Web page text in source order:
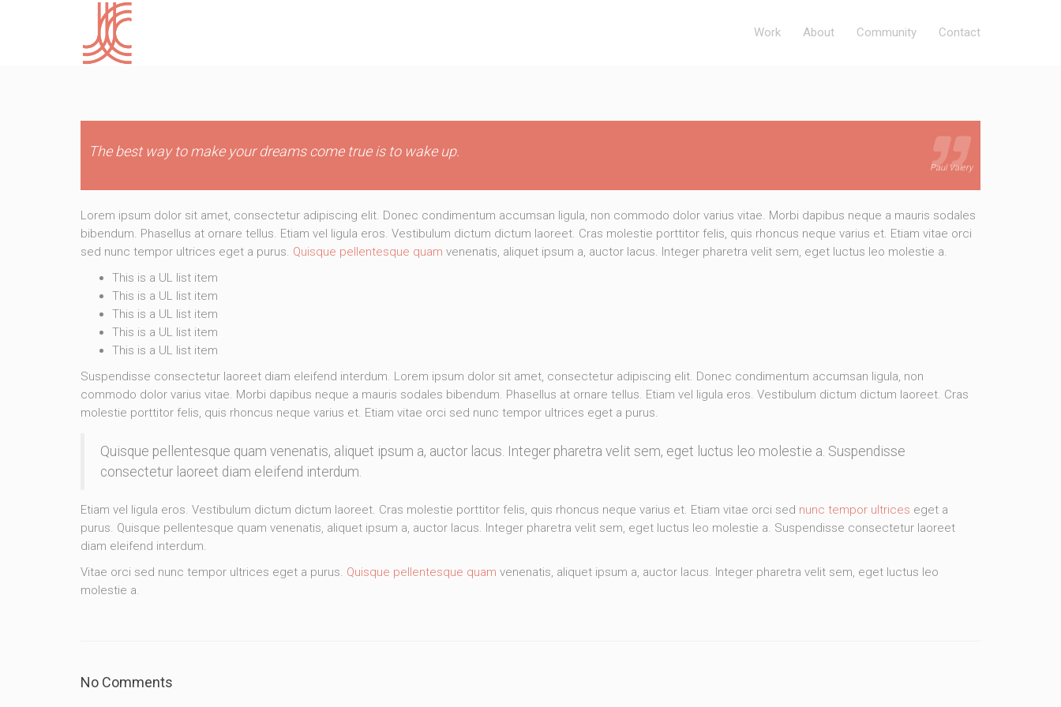
Work About Community Contact
The best way to make your dreams come true is to wake up.
Paul Valery
Lorem ipsum dolor sit amet, consectetur adipiscing elit. Donec condimentum accumsan ligula, non commodo dolor varius vitae. Morbi dapibus neque a mauris sodales
bibendum. Phasellus at ornare tellus. Etiam vel ligula eros. Vestibulum dictum dictum laoreet. Cras molestie porttitor felis, quis rhoncus neque varius et. Etiam vitae orci
sed nunc tempor ultrices eget a purus. Quisque pellentesque quam venenatis, aliquet ipsum a, auctor lacus. Integer pharetra velit sem, eget luctus leo molestie a.
This is a UL list item
This is a UL list item
This is a UL list item
This is a UL list item
This is a UL list item
Suspendisse consectetur laoreet diam eleifend interdum. Lorem ipsum dolor sit amet, consectetur adipiscing elit. Donec condimentum accumsan ligula, non
commodo dolor varius vitae. Morbi dapibus neque a mauris sodales bibendum. Phasellus at ornare tellus. Etiam vel ligula eros. Vestibulum dictum dictum laoreet. Cras
molestie porttitor felis, quis rhoncus neque varius et. Etiam vitae orci sed nunc tempor ultrices eget a purus.
Quisque pellentesque quam venenatis, aliquet ipsum a, auctor lacus. Integer pharetra velit sem, eget luctus leo molestie a. Suspendisse
consectetur laoreet diam eleifend interdum.
Etiam vel ligula eros. Vestibulum dictum dictum laoreet. Cras molestie porttitor felis, quis rhoncus neque varius et. Etiam vitae orci sed nunc tempor ultrices eget a
purus. Quisque pellentesque quam venenatis, aliquet ipsum a, auctor lacus. Integer pharetra velit sem, eget luctus leo molestie a. Suspendisse consectetur laoreet
diam eleifend interdum.
Vitae orci sed nunc tempor ultrices eget a purus. Quisque pellentesque quam venenatis, aliquet ipsum a, auctor lacus. Integer pharetra velit sem, eget luctus leo
molestie a.
No Comments